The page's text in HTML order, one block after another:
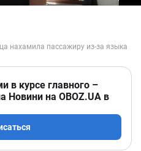
в курсе главного –
Новини на OBOZ.UA в